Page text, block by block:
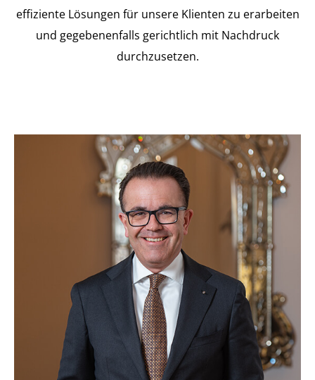
effiziente Lösungen für unsere Klienten zu erarbeiten
und gegebenenfalls gerichtlich mit Nachdruck
durchzusetzen.